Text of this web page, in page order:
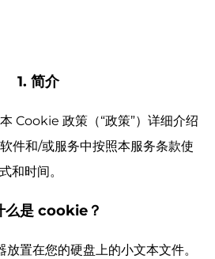
1. 简介
Cookie 政策（“政策”）详细介绍
件和/或服务中按照本服务条款使
和时间。
么是 cookie？
置在您的硬盘上的小文本文件。